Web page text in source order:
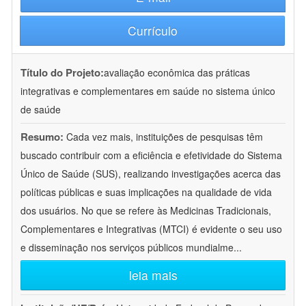
Currículo
Título do Projeto:avaliação econômica das práticas
integrativas e complementares em saúde no sistema único
de saúde
Resumo: Cada vez mais, instituições de pesquisas têm
buscado contribuir com a eficiência e efetividade do Sistema
Único de Saúde (SUS), realizando investigações acerca das
políticas públicas e suas implicações na qualidade de vida
dos usuários. No que se refere às Medicinas Tradicionais,
Complementares e Integrativas (MTCI) é evidente o seu uso
e disseminação nos serviços públicos mundialme...
leia mais